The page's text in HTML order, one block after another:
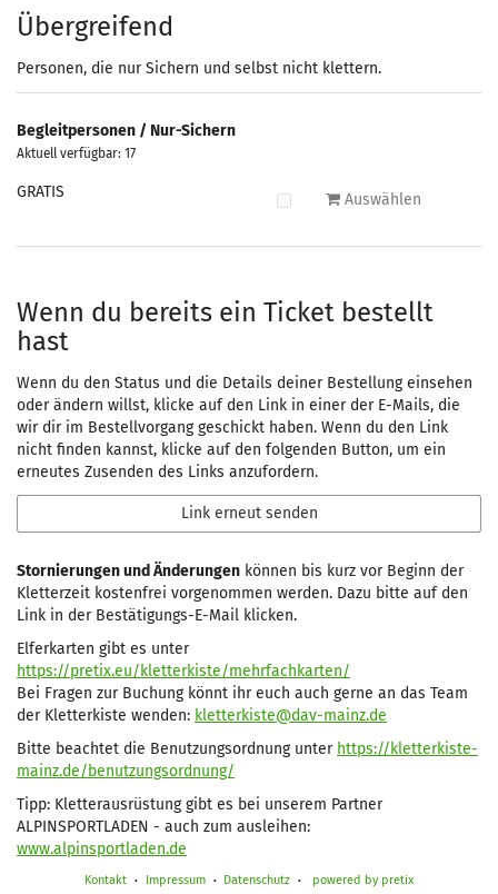
Übergreifend
Personen, die nur Sichern und selbst nicht klettern.
Begleitpersonen / Nur-Sichern
Aktuell verfügbar: 17
GRATIS Auswählen
Wenn du bereits ein Ticket bestellt
hast
Wenn du den Status und die Details deiner Bestellung einsehen
oder ändern willst, klicke auf den Link in einer der E-Mails, die
wir dir im Bestellvorgang geschickt haben. Wenn du den Link
nicht finden kannst, klicke auf den folgenden Button, um ein
erneutes Zusenden des Links anzufordern.
Link erneut senden
Stornierungen und Änderungen können bis kurz vor Beginn der
Kletterzeit kostenfrei vorgenommen werden. Dazu bitte auf den
Link in der Bestätigungs-E-Mail klicken.
Elferkarten gibt es unter
https://pretix.eu/kletterkiste/mehrfachkarten/
Bei Fragen zur Buchung könnt ihr euch auch gerne an das Team
der Kletterkiste wenden: kletterkiste@dav-mainz.de
Bitte beachtet die Benutzungsordnung unter https://kletterkiste-
mainz.de/benutzungsordnung/
Tipp: Kletterausrüstung gibt es bei unserem Partner
ALPINSPORTLADEN - auch zum ausleihen:
www.alpinsportladen.de
Kontakt Impressum Datenschutz powered by pretix